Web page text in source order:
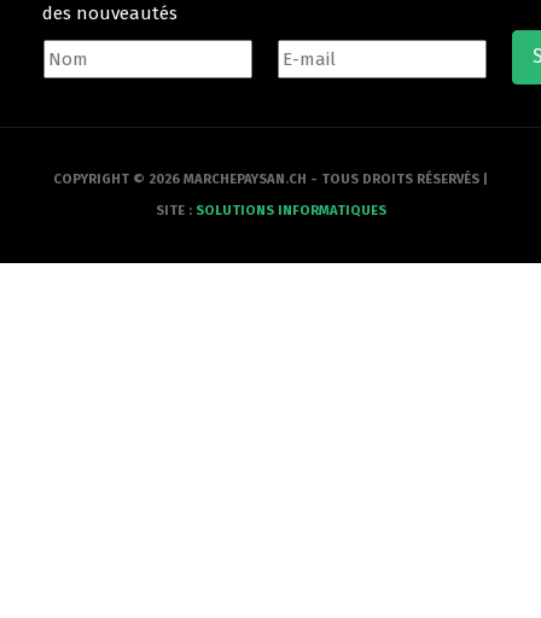
des nouveautés
COPYRIGHT © 2026 MARCHEPAYSAN.CH - TOUS DROITS RÉSERVÉS |
SITE : SOLUTIONS INFORMATIQUES